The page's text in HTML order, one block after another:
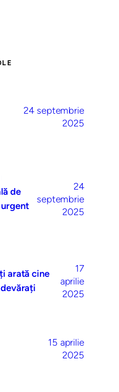
24 septembrie
2025
de
24
septembrie
2025
arată cine
17
aprilie
2025
15 aprilie
2025